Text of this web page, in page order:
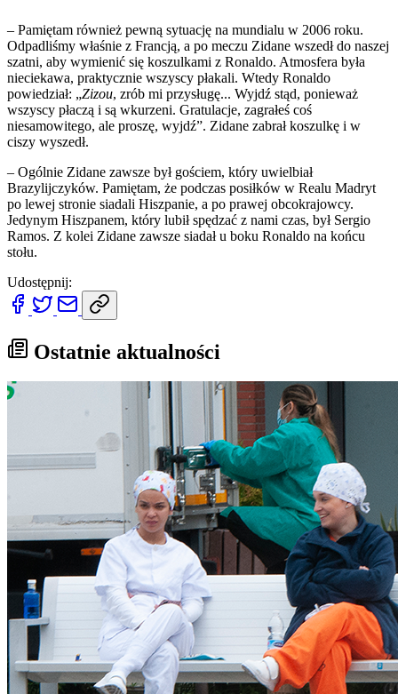
– Pamiętam również pewną sytuację na mundialu w 2006 roku.
Odpadliśmy właśnie z Francją, a po meczu Zidane wszedł do naszej
szatni, aby wymienić się koszulkami z Ronaldo. Atmosfera była
nieciekawa, praktycznie wszyscy płakali. Wtedy Ronaldo
powiedział: „Zizou, zrób mi przysługę... Wyjdź stąd, ponieważ
wszyscy płaczą i są wkurzeni. Gratulacje, zagrałeś coś
niesamowitego, ale proszę, wyjdź”. Zidane zabrał koszulkę i w
ciszy wyszedł.
– Ogólnie Zidane zawsze był gościem, który uwielbiał
Brazylijczyków. Pamiętam, że podczas posiłków w Realu Madryt
po lewej stronie siadali Hiszpanie, a po prawej obcokrajowcy.
Jedynym Hiszpanem, który lubił spędzać z nami czas, był Sergio
Ramos. Z kolei Zidane zawsze siadał u boku Ronaldo na końcu
stołu.
Udostępnij:
Ostatnie aktualności